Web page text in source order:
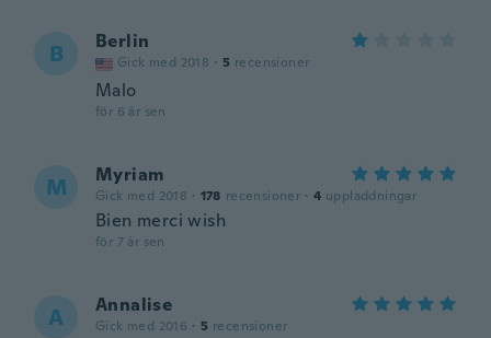
B Berlin
Gick med 2018 · 5 recensioner
Malo
för 6 år sen
M Myriam
Gick med 2018 · 178 recensioner · 4 uppladdningar
Bien merci wish
för 7 år sen
A Annalise
Gick med 2016 · 5 recensioner